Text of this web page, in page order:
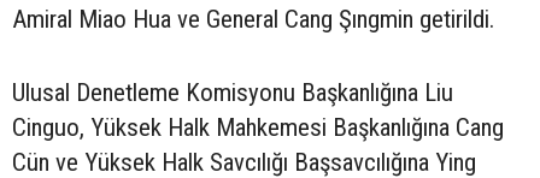
Amiral Miao Hua ve General Cang Şıngmin getirildi.
Ulusal Denetleme Komisyonu Başkanlığına Liu
Cinguo, Yüksek Halk Mahkemesi Başkanlığına Cang
Cün ve Yüksek Halk Savcılığı Başsavcılığına Ying